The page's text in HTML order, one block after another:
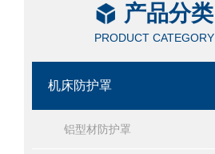
产品分类
PRODUCT CATEGORY
机床防护罩
铝型材防护罩